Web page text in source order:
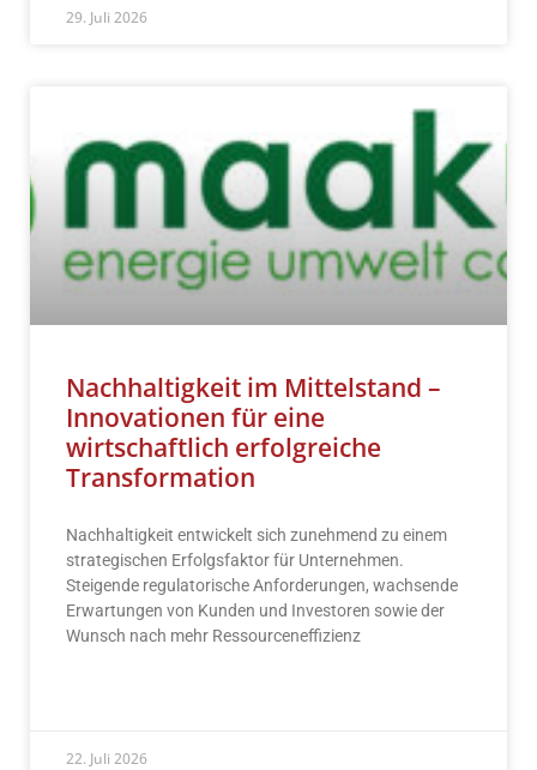
29. Juli 2026
Nachhaltigkeit im Mittelstand –
Innovationen für eine
wirtschaftlich erfolgreiche
Transformation
Nachhaltigkeit entwickelt sich zunehmend zu einem
strategischen Erfolgsfaktor für Unternehmen.
Steigende regulatorische Anforderungen, wachsende
Erwartungen von Kunden und Investoren sowie der
Wunsch nach mehr Ressourceneffizienz
22. Juli 2026